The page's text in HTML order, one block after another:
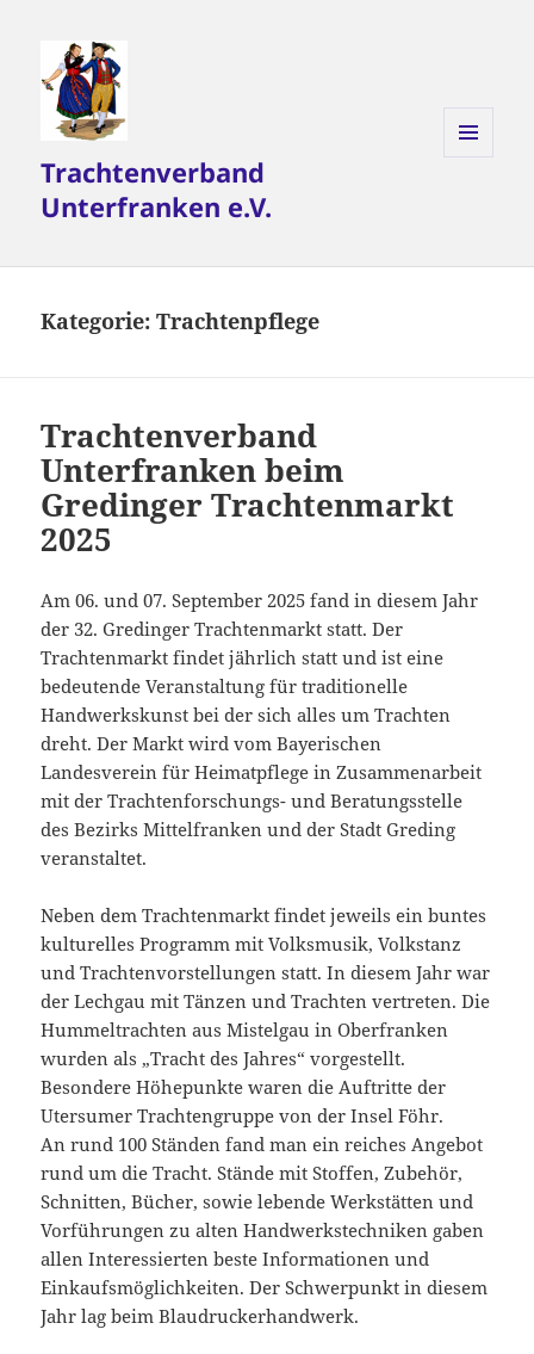
Trachtenverband
Unterfranken e.V.
Kategorie:Trachtenpflege
Trachtenverband
Unterfranken beim
Gredinger Trachtenmarkt
2025
Am 06. und 07. September 2025 fand in diesem Jahr
der 32. Gredinger Trachtenmarkt statt. Der
Trachtenmarkt findet jährlich statt und ist eine
bedeutende Veranstaltung für traditionelle
Handwerkskunst bei der sich alles um Trachten
dreht. Der Markt wird vom Bayerischen
Landesverein für Heimatpflege in Zusammenarbeit
mit der Trachtenforschungs- und Beratungsstelle
des Bezirks Mittelfranken und der Stadt Greding
veranstaltet.
Neben dem Trachtenmarkt findet jeweils ein buntes
kulturelles Programm mit Volksmusik, Volkstanz
und Trachtenvorstellungen statt. In diesem Jahr war
der Lechgau mit Tänzen und Trachten vertreten. Die
Hummeltrachten aus Mistelgau in Oberfranken
wurden als „Tracht des Jahres“ vorgestellt.
Besondere Höhepunkte waren die Auftritte der
Utersumer Trachtengruppe von der Insel Föhr.
An rund 100 Ständen fand man ein reiches Angebot
rund um die Tracht. Stände mit Stoffen, Zubehör,
Schnitten, Bücher, sowie lebende Werkstätten und
Vorführungen zu alten Handwerkstechniken gaben
allen Interessierten beste Informationen und
Einkaufsmöglichkeiten. Der Schwerpunkt in diesem
Jahr lag beim Blaudruckerhandwerk.